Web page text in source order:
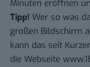
Minuten eröffnen
Tipp! Wer so was
großen Bildschirm
kann das seit
die Webseite